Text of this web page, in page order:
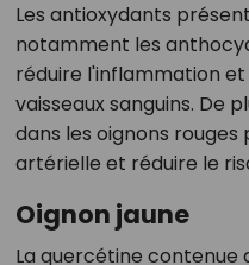
Les antioxydants
notamment les
réduire l'inflammation
vaisseaux sanguins. De
dans les oignons
artérielle et réduire le
Oignon jaune
La quercétine contenue